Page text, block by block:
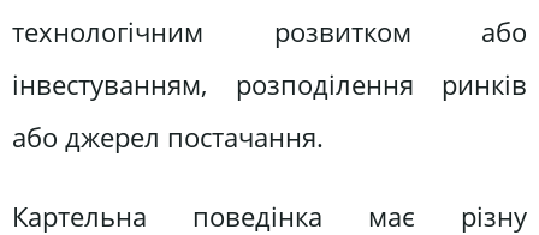
технологічним розвитком або
інвестуванням, розподілення ринків
або джерел постачання.
Картельна поведінка має різну